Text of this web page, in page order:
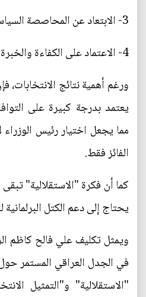
3- الابتعاد عن المحاصصة السياسية.
4- الاعتماد على الكفاءة والخبرة.
ورغم أهمية نتائج الانتخابات،
يعتمد بدرجة كبيرة على
مما يجعل اختيار رئيس
الفائز فقط.
كما أن فكرة "الاستقلالية"
يحتاج إلى دعم الكتل البرلمانية
ويمثل تكليف علي فالح كاظم
في الجدل العراقي المستمر
"الاستقلالية" و"التمثيل